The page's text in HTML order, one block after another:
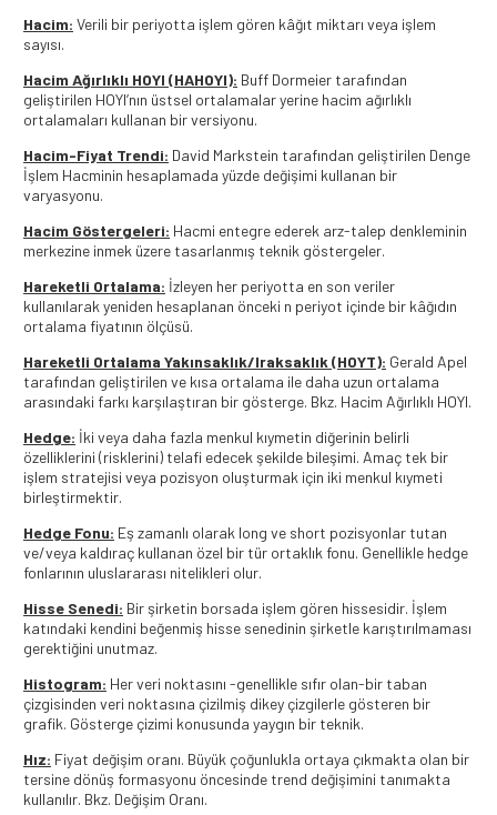
Hacim: Verili bir periyotta işlem gören kâğıt miktarı veya işlem
sayısı.
Hacim Ağırlıklı HOYI (HAHOYI): Buff Dormeier tarafından
geliştirilen HOYI’nın üstsel ortalamalar yerine hacim ağırlıklı
ortalamaları kullanan bir versiyonu.
Hacim-Fiyat Trendi: David Markstein tarafından geliştirilen Denge
İşlem Hacminin hesaplamada yüzde değişimi kullanan bir
varyasyonu.
Hacim Göstergeleri: Hacmi entegre ederek arz-talep denkleminin
merkezine inmek üzere tasarlanmış teknik göstergeler.
Hareketli Ortalama: İzleyen her periyotta en son veriler
kullanılarak yeniden hesaplanan önceki n periyot içinde bir kâğıdın
ortalama fiyatının ölçüsü.
Hareketli Ortalama Yakınsaklık/Iraksaklık (HOYT): Gerald Apel
tarafından geliştirilen ve kısa ortalama ile daha uzun ortalama
arasındaki farkı karşılaştıran bir gösterge. Bkz. Hacim Ağırlıklı HOYI.
Hedge: İki veya daha fazla menkul kıymetin diğerinin belirli
özelliklerini (risklerini) telafi edecek şekilde bileşimi. Amaç tek bir
işlem stratejisi veya pozisyon oluşturmak için iki menkul kıymeti
birleştirmektir.
Hedge Fonu: Eş zamanlı olarak long ve short pozisyonlar tutan
ve/veya kaldıraç kullanan özel bir tür ortaklık fonu. Genellikle hedge
fonlarının uluslararası nitelikleri olur.
Hisse Senedi: Bir şirketin borsada işlem gören hissesidir. İşlem
katındaki kendini beğenmiş hisse senedinin şirketle karıştırılmaması
gerektiğini unutmaz.
Histogram: Her veri noktasını -genellikle sıfır olan-bir taban
çizgisinden veri noktasına çizilmiş dikey çizgilerle gösteren bir
grafik. Gösterge çizimi konusunda yaygın bir teknik.
Hız: Fiyat değişim oranı. Büyük çoğunlukla ortaya çıkmakta olan bir
tersine dönüş formasyonu öncesinde trend değişimini tanımakta
kullanılır. Bkz. Değişim Oranı.